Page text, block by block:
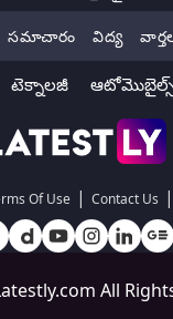
సమాచారం విద్య
టెక్నాలజీ
Of Use | Contact Us |
All